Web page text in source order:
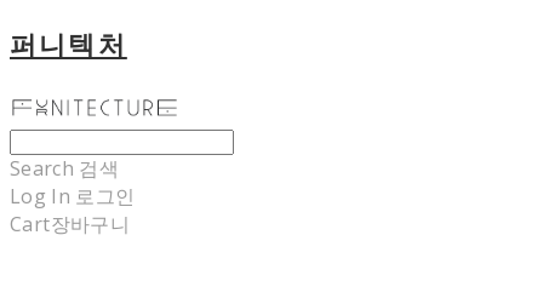
퍼니텍처
Search 검색
Log In 로그인
Cart장바구니